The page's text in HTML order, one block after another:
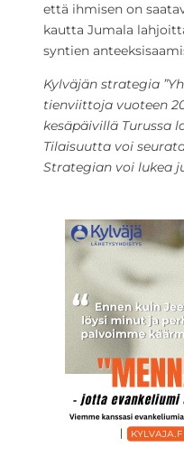
että ihmisen on
kautta Jumala
syntien
Kylväjän strategia
tienviittoja vuoteen
kesäpäivillä Turussa
Tilaisuutta voi
Strategian voi lukea